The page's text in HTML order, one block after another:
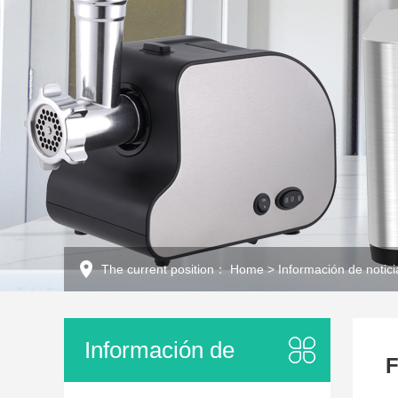
The current position：Home>Información de
Información de